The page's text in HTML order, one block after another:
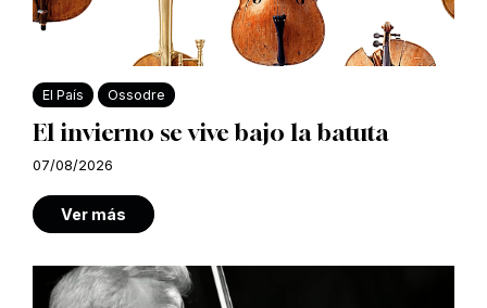
El País Ossodre
El invierno se vive bajo la batuta
07/08/2026
Ver más